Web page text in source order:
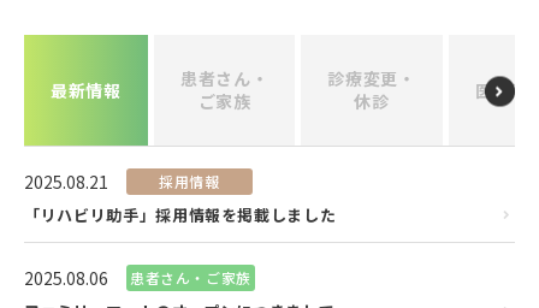
最新情報
患者さん・
ご家族
診療変更・
休診
医療関
2025.08.21 採用情報
「リハビリ助手」採用情報を掲載しました
2025.08.06 患者さん・ご家族